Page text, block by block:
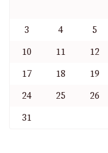
3
4 5
10
11 12
17
18 19
24
25 26
31